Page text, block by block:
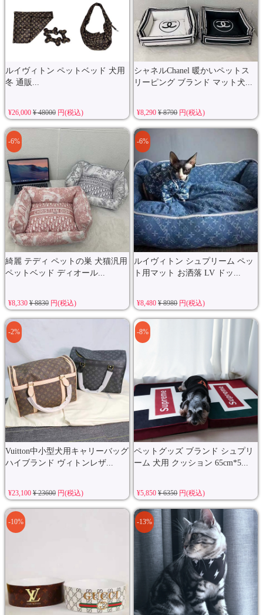
ルイヴィトン ペットベッド 犬用
冬 通販...
¥26,000 ¥ 48000円(税込)
シャネルChanel 暖かいペットス
リーピング ブランド マット犬...
¥8,290¥ 8790円(税込)
綺麗 テディ ペットの巣 犬猫汎用
ペットベッド ディオール...
-6%
¥8,330 ¥ 8830円(税込)
ルイヴィトン シュプリーム ペッ
ト用マット お洒落 LV ドッ...
-6%
¥8,480¥ 8980円(税込)
Vuitton中小型犬用キャリーバッグ
ハイブランド ヴィトンレザ...
-2%
¥23,100 ¥ 23600円(税込)
ペットグッズ ブランド シュプリ
ーム 犬用 クッション 65cm*5...
-8%
¥5,850¥ 6350円(税込)
-10% -13%